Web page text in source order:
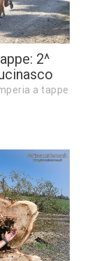
2^
a tappe